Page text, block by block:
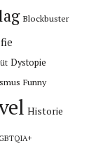
Blockbuster
Dystopie
Funny
Historie